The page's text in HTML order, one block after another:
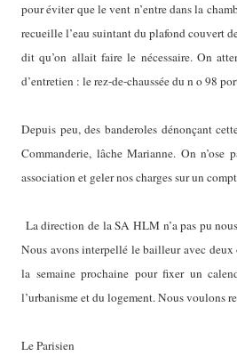
pour éviter que le vent n’entre dans la
recueille l’eau suintant du plafond couvert
dit qu’on allait faire le nécessaire. On
d’entretien : le rez-de-chaussée du n o 98
Depuis peu, des banderoles dénonçant
Commanderie, lâche Marianne. On
association et geler nos charges sur un
La direction de la SA HLM n’a pas pu
Nous avons interpellé le bailleur avec
la semaine prochaine pour fixer un
l’urbanisme et du logement. Nous voulons
Le Parisien